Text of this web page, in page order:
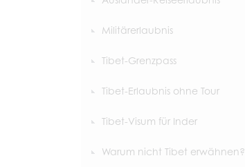
Militärerlaubnis
Tibet-Grenzpass
Tibet-Erlaubnis ohne Tour
Tibet-Visum für Inder
Warum nicht Tibet erwähnen?